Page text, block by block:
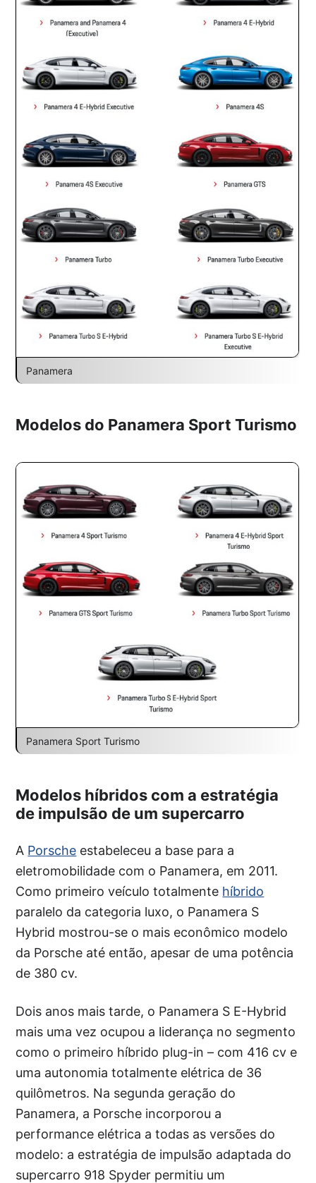
Panamera
Modelos do Panamera Sport Turismo
Panamera Sport Turismo
Modelos híbridos com a estratégia
de impulsão de um supercarro
A Porsche estabeleceu a base para a
eletromobilidade com o Panamera, em 2011.
Como primeiro veículo totalmente híbrido
paralelo da categoria luxo, o Panamera S
Hybrid mostrou-se o mais econômico modelo
da Porsche até então, apesar de uma potência
de 380 cv.
Dois anos mais tarde, o Panamera S E-Hybrid
mais uma vez ocupou a liderança no segmento
como o primeiro híbrido plug-in – com 416 cv e
uma autonomia totalmente elétrica de 36
quilômetros. Na segunda geração do
Panamera, a Porsche incorporou a
performance elétrica a todas as versões do
modelo: a estratégia de impulsão adaptada do
supercarro 918 Spyder permitiu um